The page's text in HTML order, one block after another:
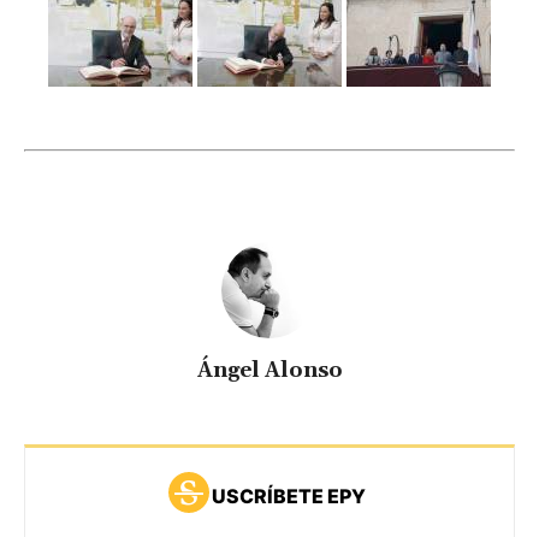
Ángel Alonso
USCRÍBETE EPY